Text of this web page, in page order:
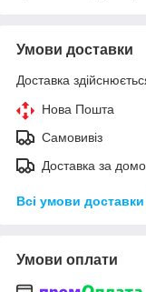
Умови доставки
Доставка
Нова Пошта
Самовивіз
Доставка за
Всі умови доставки
Умови оплати